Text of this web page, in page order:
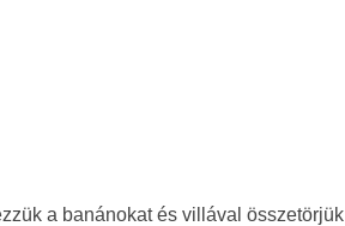
a banánokat és villával összetörjük